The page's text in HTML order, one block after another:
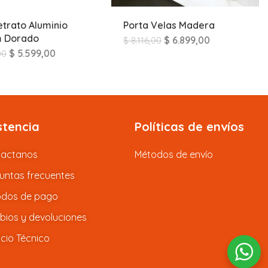
Aluminio
Dorado
$ 5.599,00
Porta Velas Madera
$8.116,00 $ 6.899,00
frecuentes
de pago
y devoluciones
Técnico
Políticas de envíos
Métodos de envío